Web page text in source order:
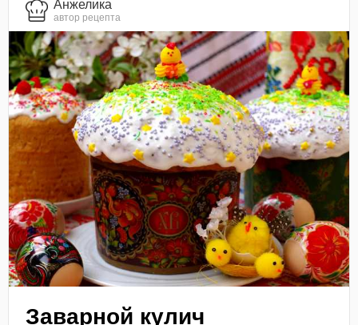
Анжелика
автор рецепта
Заварной кулич